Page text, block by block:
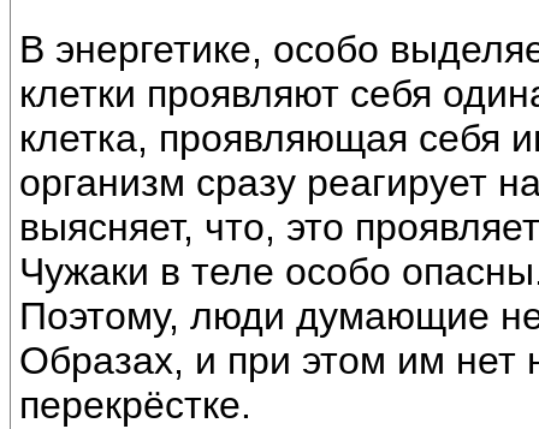
В энергетике, особо
клетки проявляют себя
клетка, проявляющая себя
организм сразу реагирует
выясняет, что, это
Чужаки в теле особо
Поэтому, люди думающие
Образах, и при этом им нет
перекрёстке.